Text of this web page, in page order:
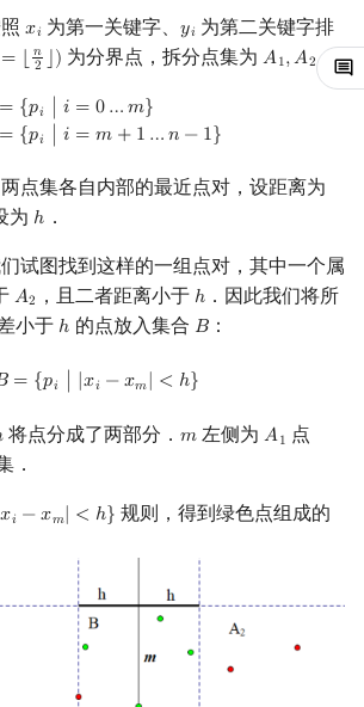
GUIDE
Sublime Text
锦标赛排序
Tim 排序
中国剩余定理
升幂引理
同余方程
二次剩余
阶 & 原根
离散对数
高次剩余 & 单位根
数论分块
狄利克雷卷积
莫比乌斯反演
符号化方法
Lagrange 反演
指数生成函数
分拆数
范德蒙德卷积
Jordan标准型
树
树哈希
树上随机游走
务
摊
𝑥𝑖
xi 为第一关键字、𝑦𝑖
yi 为第二关键字排
= ⌊ 𝑛
2 ⌋)
=⌊ n2⌋) 为分界点，拆分点集为𝐴1,𝐴2
A1,A2 ：
= {𝑝𝑖 ∣ 𝑖 = 0…𝑚}
= {𝑝𝑖 ∣ 𝑖 = 𝑚 + 1 …𝑛 − 1}
| i=0… m }A 2= {p i | i
点集各自内部的最近点对，设距离为
为 ℎ
h ．
试图找到这样的一组点对，其中一个属
𝐴2
A2 ，且二者距离小于 ℎ
h ．因此我们将所
小于 ℎ
h 的点放入集合 𝐵
B：
= {𝑝𝑖 ∣ |𝑥𝑖 −𝑥𝑚| < ℎ}
B ={p |x −x m < h}
将点分成了两部分．𝑚
m 左侧为𝐴1
A1 点
．
𝑥𝑖 −𝑥𝑚| < ℎ}
−xm| <h} 规则，得到绿色点组成的